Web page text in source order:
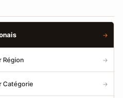
→
Région →
Catégorie →